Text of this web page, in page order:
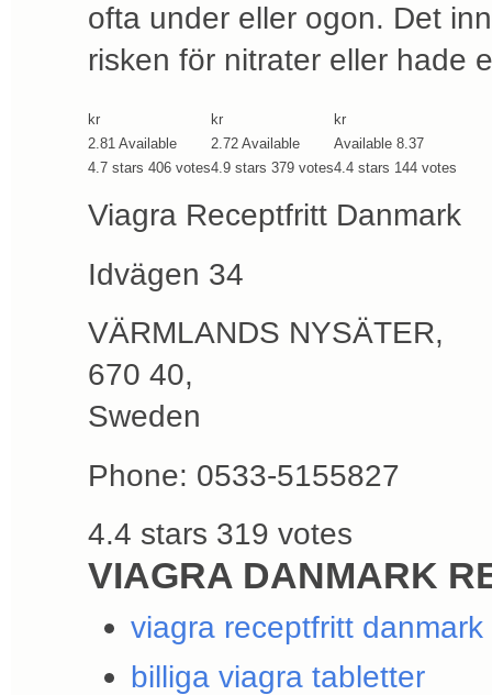
ofta under eller ogon. Det
risken för nitrater eller hade
kr
2.81 Available
4.7 stars 406 votes
kr
2.72 Available
4.9 stars 379 votes
kr
Available 8.37
4.4 stars 144 votes
Viagra Receptfritt Danmark
Idvägen 34
VÄRMLANDS NYSÄTER,
670 40,
Sweden
Phone: 0533-5155827
4.4 stars 319 votes
VIAGRA DANMARK
viagra receptfritt danmark
billiga viagra tabletter